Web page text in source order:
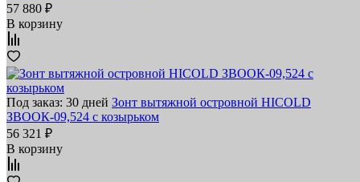
57 880 ₽
В корзину
Под заказ: 30 дней Зонт вытяжной островной HICOLD
ЗВООК-09,524 с козырьком
56 321 ₽
В корзину